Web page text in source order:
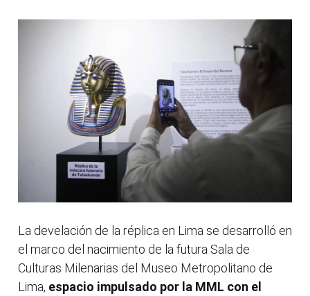
La develación de la réplica en Lima se desarrolló en
el marco del nacimiento de la futura Sala de
Culturas Milenarias del Museo Metropolitano de
Lima, espacio impulsado por la MML con el